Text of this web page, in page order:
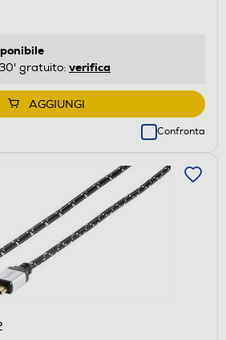
gratuito: verifica
AGGIUNGI
Confronta